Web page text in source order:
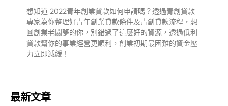
想知道 2022青年創業貸款如何申請嗎？透過青創貸款
專家為你整理好青年創業貸款條件及青創貸款流程，想
圓創業老闆夢的你，別錯過了這麼好的資源，透過低利
貸款幫你的事業經營更順利，創業初期最困難的資金壓
力立即減緩！
最新文章